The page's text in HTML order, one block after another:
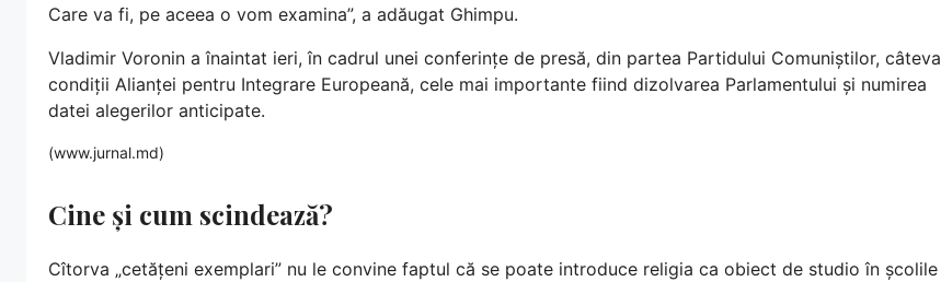
Care va fi, pe aceea o vom examina”, a adăugat Ghimpu.
Vladimir Voronin a înaintat ieri, în cadrul unei conferințe de presă, din partea Partidului Comuniștilor, câteva
condiții Alianței pentru Integrare Europeană, cele mai importante fiind dizolvarea Parlamentului și numirea
datei alegerilor anticipate.
(www.jurnal.md)
Cine și cum scindează?
Cîtorva „cetățeni exemplari” nu le convine faptul că se poate introduce religia ca obiect de studio în școlile